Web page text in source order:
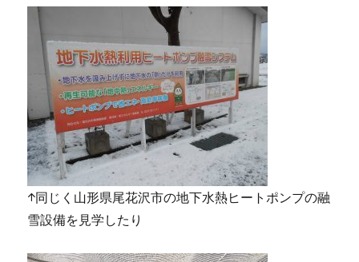
↑同じく山形県尾花沢市の地下水熱ヒートポンプの融
雪設備を見学したり